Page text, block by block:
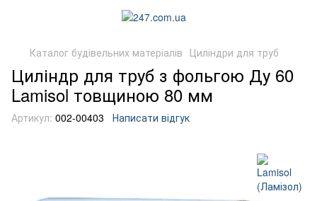
Каталог будівельних матеріалів Циліндри для труб
Циліндр для труб з фольгою Ду 60
Lamisol товщиною 80 мм
Артикул: 002-00403 Написати відгук